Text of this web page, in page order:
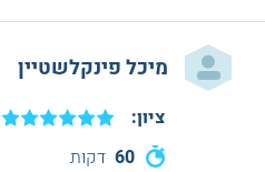
מיכל פינקלשטיין
60 דקות
ציון: